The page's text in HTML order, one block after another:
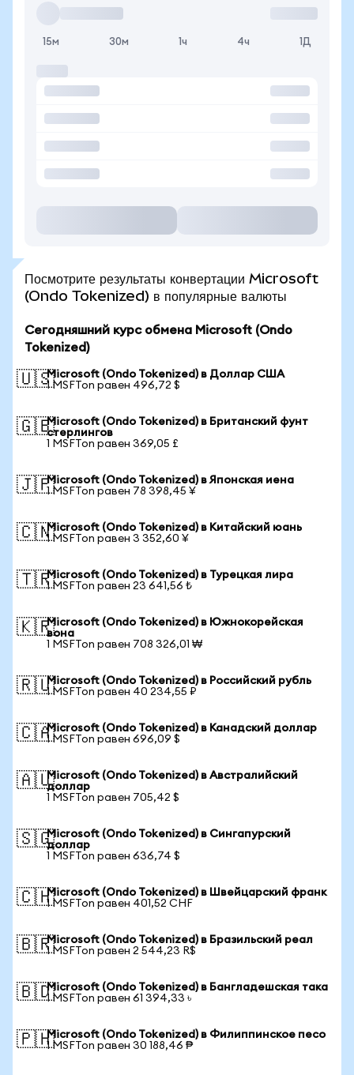
15м 30м 1ч 4ч 1Д
Посмотрите результаты конвертации Microsoft
(Ondo Tokenized) в популярные валюты
Сегодняшний курс обмена Microsoft (Ondo
Tokenized)
🇺🇸Microsoft (Ondo Tokenized) в Доллар США
1 MSFTon равен 496,72 $
🇬🇧Microsoft (Ondo Tokenized) в Британский фунт
стерлингов
1 MSFTon равен 369,05 £
🇯🇵Microsoft (Ondo Tokenized) в Японская иена
1 MSFTon равен 78 398,45 ¥
🇨🇳Microsoft (Ondo Tokenized) в Китайский юань
1 MSFTon равен 3 352,60 ¥
🇹🇷Microsoft (Ondo Tokenized) в Турецкая лира
1 MSFTon равен 23 641,56 ₺
🇰🇷Microsoft (Ondo Tokenized) в Южнокорейская
вона
1 MSFTon равен 708 326,01 ₩
🇷🇺Microsoft (Ondo Tokenized) в Российский рубль
1 MSFTon равен 40 234,55 ₽
🇨🇦Microsoft (Ondo Tokenized) в Канадский доллар
1 MSFTon равен 696,09 $
🇦🇺Microsoft (Ondo Tokenized) в Австралийский
доллар
1 MSFTon равен 705,42 $
🇸🇬Microsoft (Ondo Tokenized) в Сингапурский
доллар
1 MSFTon равен 636,74 $
🇨🇭Microsoft (Ondo Tokenized) в Швейцарский франк
1 MSFTon равен 401,52 CHF
🇧🇷Microsoft (Ondo Tokenized) в Бразильский реал
1 MSFTon равен 2 544,23 R$
🇧🇩Microsoft (Ondo Tokenized) в Бангладешская така
1 MSFTon равен 61 394,33 ৳
🇵🇭Microsoft (Ondo Tokenized) в Филиппинское песо
1 MSFTon равен 30 188,46 ₱